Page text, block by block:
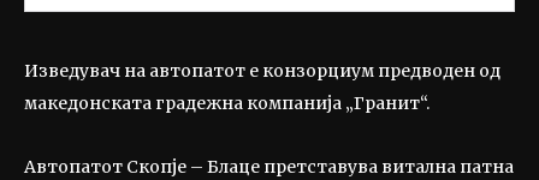
Изведувач на автопатот е конзорциум предводен од
македонската градежна компанија „Гранит“.
Автопатот Скопје – Блаце претставува витална патна